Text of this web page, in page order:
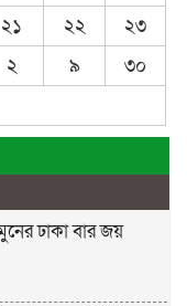
২১ ২২
২৩
২ ৯
৩০
ঢাকা বার জয়